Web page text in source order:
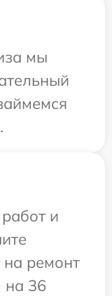
мы
и
ремонт
на 36